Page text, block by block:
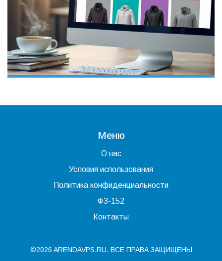
Меню
О нас
Условия использования
Политика конфиденциальности
ФЗ-152
Контакты
©2026 ARENDAVPS.RU. ВСЕ ПРАВА ЗАЩИЩЕНЫ